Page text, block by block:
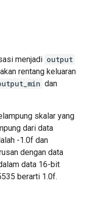
menjadi output
rentang keluaran
dan
skalar yang
dari data
-1.0f dan
dengan data
data 16-bit
berarti 1.0f.